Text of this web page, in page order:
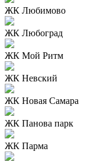
ЖК Любимово
ЖК Любоград
ЖК Мой Ритм
ЖК Невский
ЖК Новая Самара
ЖК Панова парк
ЖК Парма